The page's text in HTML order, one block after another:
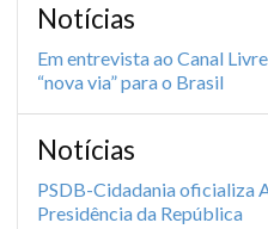
Notícias
Em entrevista ao Canal
“nova via” para o Brasil
Notícias
PSDB-Cidadania oficializa
Presidência da República